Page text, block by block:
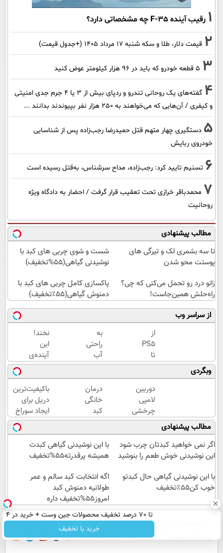
1 رقیب آینده F-35 چه مشخصاتی دارد؟
2 قیمت دلار، طلا و سکه شنبه ۱۷ مرداد ۱۴۰۵ (+جدول قیمت)
3 ۵ قطعه خودرو که باید در ۹۶ هزار کیلومتر عوض کنید
4
گفته‌های یک روحانی تندرو و ردپای بیش از ۳ یا ۴ جرم جدی امنیتی
و کیفری / آن‌هایی که می‌خواهند به ۲۵۰ هزار نفر بپیوندند بدانند ...
5 دستگیری چهار متهم قتل حمیدرضا رجب‌زاده پس از شناسایی
خودروی ربایش
6 تسنیم تایید کرد: رجب‌زاده، مداح سرشناس، به‌قتل رسیده است
7 محمدباقر خرازی تحت تعقیب قرار گرفت / احضار به دادگاه ویژه
روحانیت
مطالب پیشنهادی
تا سه بشمری لک و تیرگی های
پوستت محو شدن
شست و شوی چربی های کبد با
نوشیدنی گیاهی(55%تخفیف)
زانو درد رو تحمل می‌کنی که چی؟
راه‌حلش همین‌جاست!
پاکسازی کامل چربی های کبد با
دمنوش گیاهی(۵۵٪تخفیف)
از سراسر وب
از
PS5
تا
آیفون17
و بیت
کوین
برنده
شو 🔥
گردونه
شانس
بدون
پوچ
به
راحتی
آب
خوردن
تا آخر
شهریور
15کیلو
لاغر
شو❗
نخند!
این
آینده‌ی
خودت
بدون
چربیسوز
لاغریه
(تا دیر
نشده
سفارش
بده)
وبگردی
دوربین
لامپی
چرخشی
360
درجه
فقط
امروز
شد🔥
منزل
درمان
خانگی
کبد
چرب با
دمنوش
10
گیاه+55%
باکیفیت‌ترین
دریل برای
ایجاد سوراخ
😱
مطالب پیشنهادی
اگر نمی خواهید کبدتان چرب شود
این نوشیدنی خوش طعم را بنوشید
با این نوشیدنی گیاهی کبدت
همیشه پرقدرته55%تخفیف
با این نوشیدنی گیاهی حال کبدتو
خوب کن۵۵٪تخفیف
اگه انتخابت کبد سالم و عمر
طولانیه دمنوش کبد
امروز55%تخفیف داره
تا 70 درصد تخفیف محصولات جین وست + خرید در 4
قسط
خرید با تخفیف عصر ایران۲ درباره عصرایران تماس با ما
آب و هوا اوقات شرعی سواد زندگی